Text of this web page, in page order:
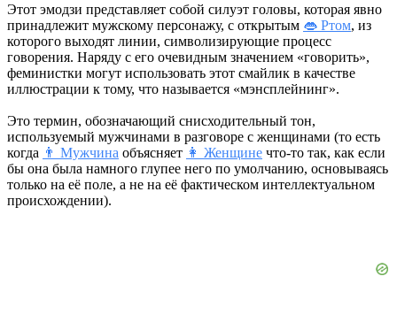
Этот эмодзи представляет собой силуэт головы, которая явно
принадлежит мужскому персонажу, с открытым 👄 Ртом, из
которого выходят линии, символизирующие процесс
говорения. Наряду с его очевидным значением «говорить»,
феминистки могут использовать этот смайлик в качестве
иллюстрации к тому, что называется «мэнсплейнинг».
Это термин, обозначающий снисходительный тон,
используемый мужчинами в разговоре с женщинами (то есть
когда 👨 Мужчина объясняет 👩 Женщине что-то так, как если
бы она была намного глупее него по умолчанию, основываясь
только на её поле, а не на её фактическом интеллектуальном
происхождении).